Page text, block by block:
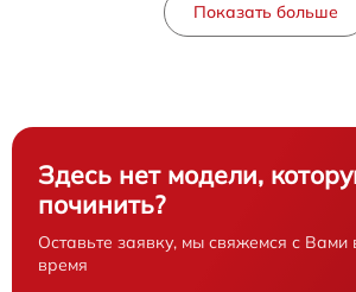
Показать больше
Здесь нет модели,
починить?
Оставьте заявку, мы свяжемся с
время